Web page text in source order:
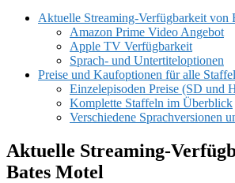
Aktuelle Streaming-Verfügbarkeit von
Amazon Prime Video Angebot
Apple TV Verfügbarkeit
Sprach- und Untertiteloptionen
Preise und Kaufoptionen für alle
Einzelepisoden Preise (SD und
Komplette Staffeln im Überblick
Verschiedene Sprachversionen
Aktuelle Streaming-
Bates Motel